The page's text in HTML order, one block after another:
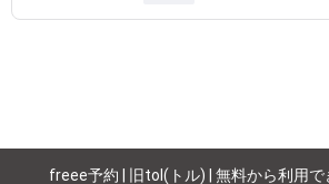
freee予約 | 旧tol(トル) | 無料から利用で